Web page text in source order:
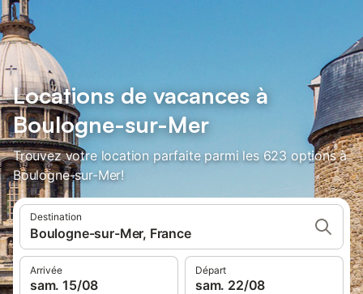
Locations de vacances à
Boulogne-sur-Mer
Trouvez votre location parfaite parmi les 623 options à
Boulogne-sur-Mer!
Destination
Boulogne-sur-Mer, France
Arrivée
sam. 15/08
Départ
sam. 22/08